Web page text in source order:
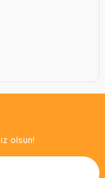
olsun!